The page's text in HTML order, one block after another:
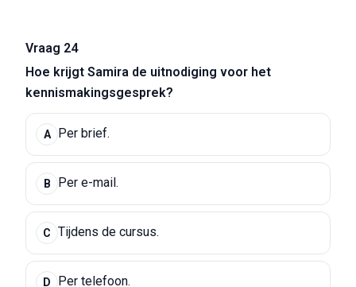
Vraag 24
Hoe krijgt Samira de uitnodiging voor het
kennismakingsgesprek?
A Per brief.
B Per e-mail.
C Tijdens de cursus.
D Per telefoon.